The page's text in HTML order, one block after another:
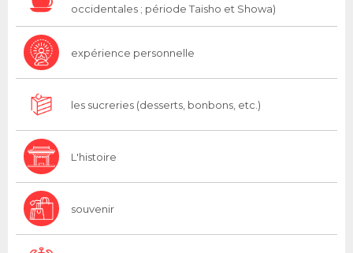
occidentales ; période Taisho et Showa)
expérience personnelle
les sucreries (desserts, bonbons, etc.)
L'histoire
souvenir